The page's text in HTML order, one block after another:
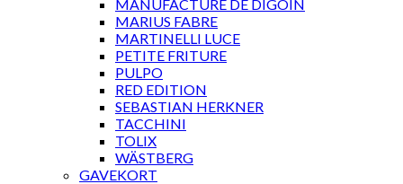
MANUFACTURE DE DIGOIN
MARIUS FABRE
MARTINELLI LUCE
PETITE FRITURE
PULPO
RED EDITION
SEBASTIAN HERKNER
TACCHINI
TOLIX
WÄSTBERG
GAVEKORT